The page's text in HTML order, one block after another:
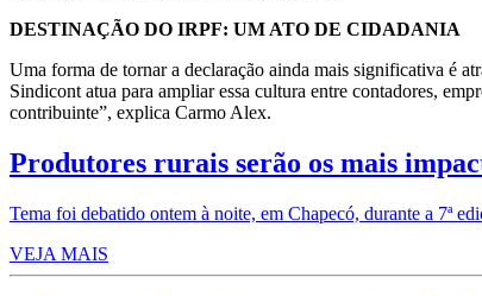
DESTINAÇÃO DO IRPF: UM ATO DE CIDADANIA
Uma forma de tornar a declaração ainda mais significativa é
Sindicont atua para ampliar essa cultura entre contadores,
contribuinte”, explica Carmo Alex.
Produtores rurais serão os mais
Tema foi debatido ontem à noite, em Chapecó, durante a 7ª
VEJA MAIS